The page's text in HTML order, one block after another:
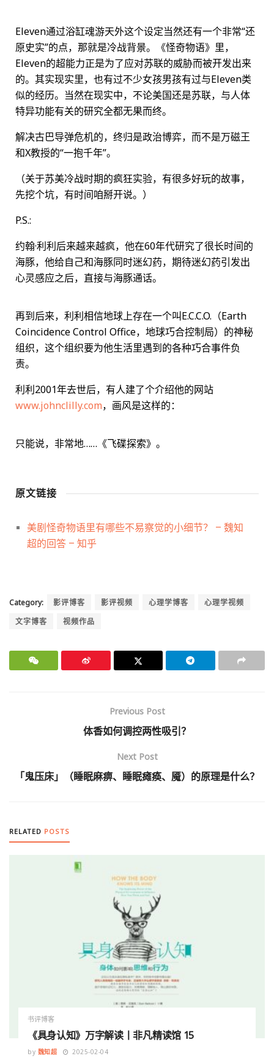
Eleven通过浴缸魂游天外这个设定当然还有一个非常“还
原史实”的点，那就是冷战背景。《怪奇物语》里，
Eleven的超能力正是为了应对苏联的威胁而被开发出来
的。其实现实里，也有过不少女孩男孩有过与Eleven类
似的经历。当然在现实中，不论美国还是苏联，与人体
特异功能有关的研究全都无果而终。
解决古巴导弹危机的，终归是政治博弈，而不是万磁王
和X教授的“一抱千年”。
（关于苏美冷战时期的疯狂实验，有很多好玩的故事，
先挖个坑，有时间咱掰开说。）
P.S.:
约翰·利利后来越来越疯，他在60年代研究了很长时间的
海豚，他给自己和海豚同时迷幻药，期待迷幻药引发出
心灵感应之后，直接与海豚通话。
再到后来，利利相信地球上存在一个叫E.C.C.O.（Earth
Coincidence Control Office，地球巧合控制局）的神秘
组织，这个组织要为他生活里遇到的各种巧合事件负
责。
利利2001年去世后，有人建了个介绍他的网站
www.johnclilly.com，画风是这样的：
只能说，非常地……《飞碟探索》。
原文链接
美剧怪奇物语里有哪些不易察觉的小细节？ – 魏知
超的回答 – 知乎
Category: 影评博客 影评视频 心理学博客
心理学视频
文字博客
视频作品
Previous Post
体香如何调控两性吸引？
Next Post
「鬼压床」（睡眠麻痹、睡眠瘫痪、魇）的原理是什么？
RELATED POSTS
书评博客
《具身认知》万字解读丨非凡精读馆 15
by 魏知超 2025-02-04